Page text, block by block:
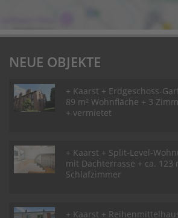
NEUE OBJEKTE
+ Kaarst + Erdgeschoss-
89 m² Wohnfläche + 3
+ vermietet
+ Kaarst + Split-Level-
mit Dachterrasse + ca. 123
Schlafzimmer
+ Kaarst +